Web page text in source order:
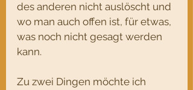
des anderen nicht auslöscht und
wo man auch offen ist, für etwas,
was noch nicht gesagt werden
kann.
Zu zwei Dingen möchte ich